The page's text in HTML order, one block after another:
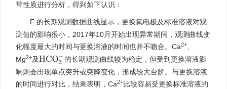
常性质进行分析，得到如下认识：
F-的长期观测数据曲线显示，更换氟电极及标准溶液对观
测值的影响很小，2017年10月开始出现异常期间，观测曲线变
化幅度最大的时间与更换溶液的时间也并不吻合。Ca2+
Mg2+及HCO3− 的长期观测曲线较为稳定，但受到更换溶液影
响则会出现单点突升或突降变化，形成较大台阶。与更换溶液
的时间进行对比，结果表明，Ca2+比较容易受更换标准溶液的